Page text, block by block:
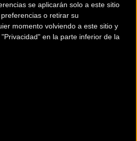
se aplicarán solo a este sitio
o retirar su
momento volviendo a este sitio y
en la parte inferior de la